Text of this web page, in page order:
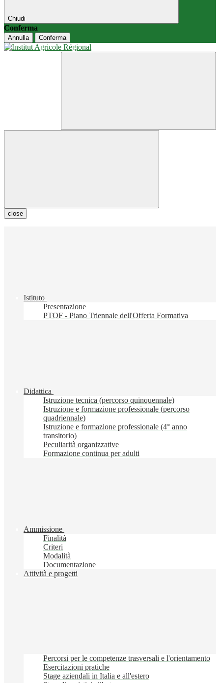
Chiudi
Conferma
Annulla Conferma
close
Istituto
Presentazione
PTOF - Piano Triennale dell'Offerta Formativa
Didattica
Istruzione tecnica (percorso quinquennale)
Istruzione e formazione professionale (percorso
quadriennale)
Istruzione e formazione professionale (4° anno
transitorio)
Peculiarità organizzative
Formazione continua per adulti
Ammissione
Finalità
Criteri
Modalità
Documentazione
Attività e progetti
Percorsi per le competenze trasversali e l'orientamento
Esercitazioni pratiche
Stage aziendali in Italia e all'estero